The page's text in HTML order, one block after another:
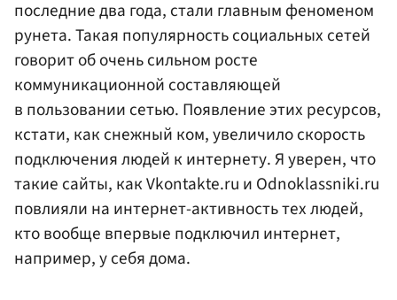
последние два года, стали главным феноменом
рунета. Такая популярность социальных сетей
говорит об очень сильном росте
коммуникационной составляющей
в пользовании сетью. Появление этих ресурсов,
кстати, как снежный ком, увеличило скорость
подключения людей к интернету. Я уверен, что
такие сайты, как Vkontakte.ru и Odnoklassniki.ru
повлияли на интернет-активность тех людей,
кто вообще впервые подключил интернет,
например, у себя дома.